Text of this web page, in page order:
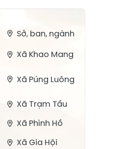
Sở, ban, ngành
Xã Khao Mang
Xã Púng Luông
Xã Trạm Tấu
Xã Phình Hồ
Xã Gia Hội